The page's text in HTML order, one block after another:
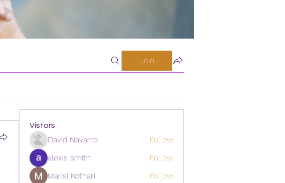
Join
Vistors
David Navarro
Follow
alexis smith
Follow
Mansi Kothari
Follow